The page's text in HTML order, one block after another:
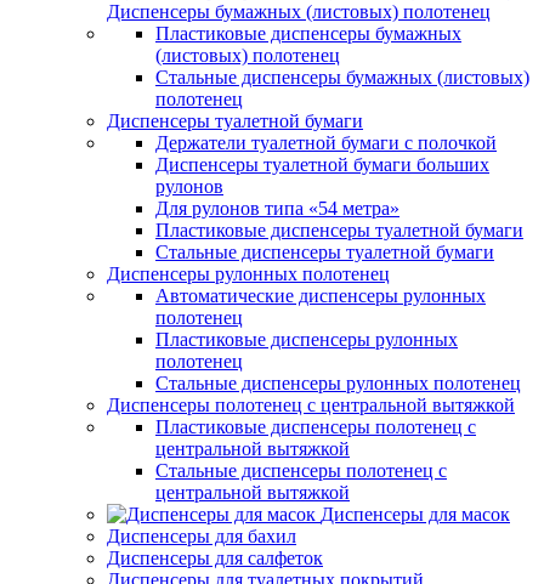
Диспенсеры бумажных (листовых) полотенец
Пластиковые диспенсеры бумажных
(листовых) полотенец
Стальные диспенсеры бумажных (листовых)
полотенец
Диспенсеры туалетной бумаги
Держатели туалетной бумаги с полочкой
Диспенсеры туалетной бумаги больших
рулонов
Для рулонов типа «54 метра»
Пластиковые диспенсеры туалетной бумаги
Стальные диспенсеры туалетной бумаги
Диспенсеры рулонных полотенец
Автоматические диспенсеры рулонных
полотенец
Пластиковые диспенсеры рулонных
полотенец
Стальные диспенсеры рулонных полотенец
Диспенсеры полотенец с центральной вытяжкой
Пластиковые диспенсеры полотенец с
центральной вытяжкой
Стальные диспенсеры полотенец с
центральной вытяжкой
Диспенсеры для масок
Диспенсеры для бахил
Диспенсеры для салфеток
Диспенсеры для туалетных покрытий